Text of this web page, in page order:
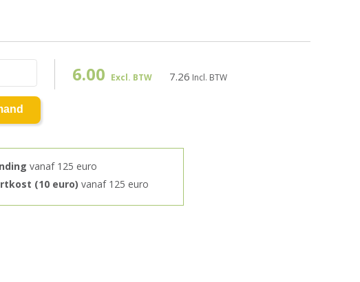
6.00 Excl. BTW 7.26 Incl. BTW
vanaf 125 euro
(10 euro) vanaf 125 euro